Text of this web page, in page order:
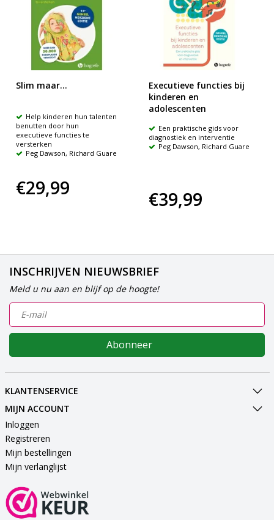
Slim maar...
Help kinderen hun talenten
benutten door hun
executieve functies te
versterken
Peg Dawson, Richard Guare
€29,99
Executieve functies bij
kinderen en
adolescenten
Een praktische gids voor
diagnostiek en interventie
Peg Dawson, Richard Guare
€39,99
INSCHRIJVEN NIEUWSBRIEF
Meld u nu aan en blijf op de hoogte!
Abonneer
KLANTENSERVICE
MIJN ACCOUNT
Inloggen
Registreren
Mijn bestellingen
Mijn verlanglijst